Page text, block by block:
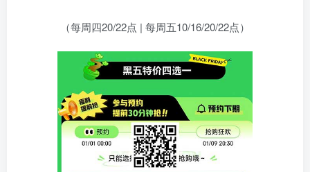
（每周四20/22点 | 每周五10/16/20/22点）